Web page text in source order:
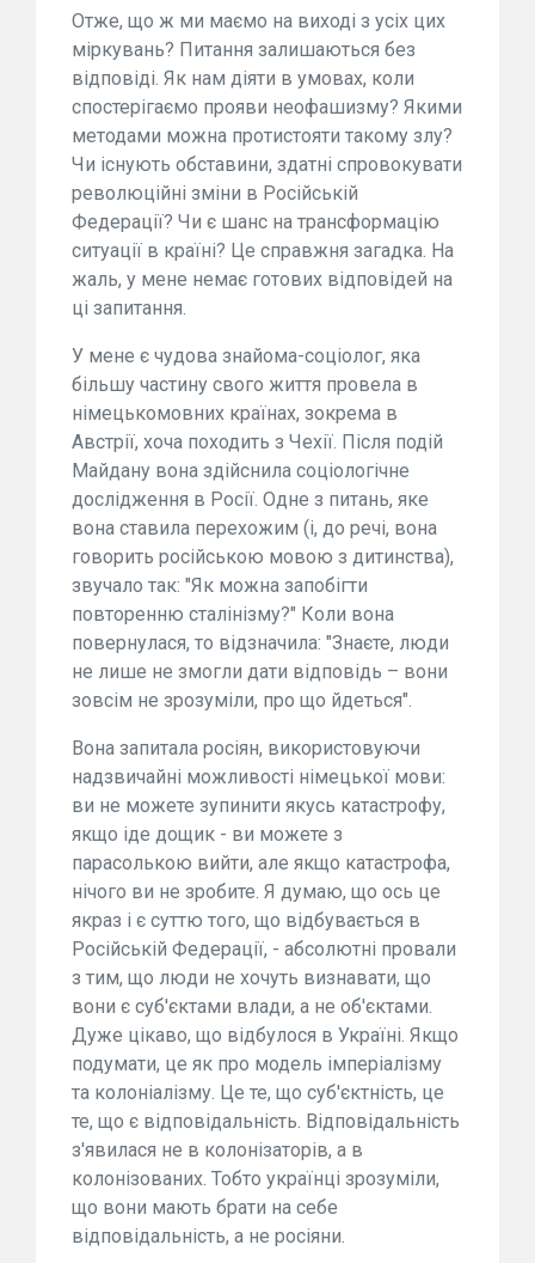
Отже, що ж ми маємо на виході з усіх цих
міркувань? Питання залишаються без
відповіді. Як нам діяти в умовах, коли
спостерігаємо прояви неофашизму? Якими
методами можна протистояти такому злу?
Чи існують обставини, здатні спровокувати
революційні зміни в Російській
Федерації? Чи є шанс на трансформацію
ситуації в країні? Це справжня загадка. На
жаль, у мене немає готових відповідей на
ці запитання.
У мене є чудова знайома-соціолог, яка
більшу частину свого життя провела в
німецькомовних країнах, зокрема в
Австрії, хоча походить з Чехії. Після подій
Майдану вона здійснила соціологічне
дослідження в Росії. Одне з питань, яке
вона ставила перехожим (і, до речі, вона
говорить російською мовою з дитинства),
звучало так: "Як можна запобігти
повторенню сталінізму?" Коли вона
повернулася, то відзначила: "Знаєте, люди
не лише не змогли дати відповідь – вони
зовсім не зрозуміли, про що йдеться".
Вона запитала росіян, використовуючи
надзвичайні можливості німецької мови:
ви не можете зупинити якусь катастрофу,
якщо іде дощик - ви можете з
парасолькою вийти, але якщо катастрофа,
нічого ви не зробите. Я думаю, що ось це
якраз і є суттю того, що відбувається в
Російській Федерації, - абсолютні провали
з тим, що люди не хочуть визнавати, що
вони є суб'єктами влади, а не об'єктами.
Дуже цікаво, що відбулося в Україні. Якщо
подумати, це як про модель імперіалізму
та колоніалізму. Це те, що суб'єктність, це
те, що є відповідальність. Відповідальність
з'явилася не в колонізаторів, а в
колонізованих. Тобто українці зрозуміли,
що вони мають брати на себе
відповідальність, а не росіяни.